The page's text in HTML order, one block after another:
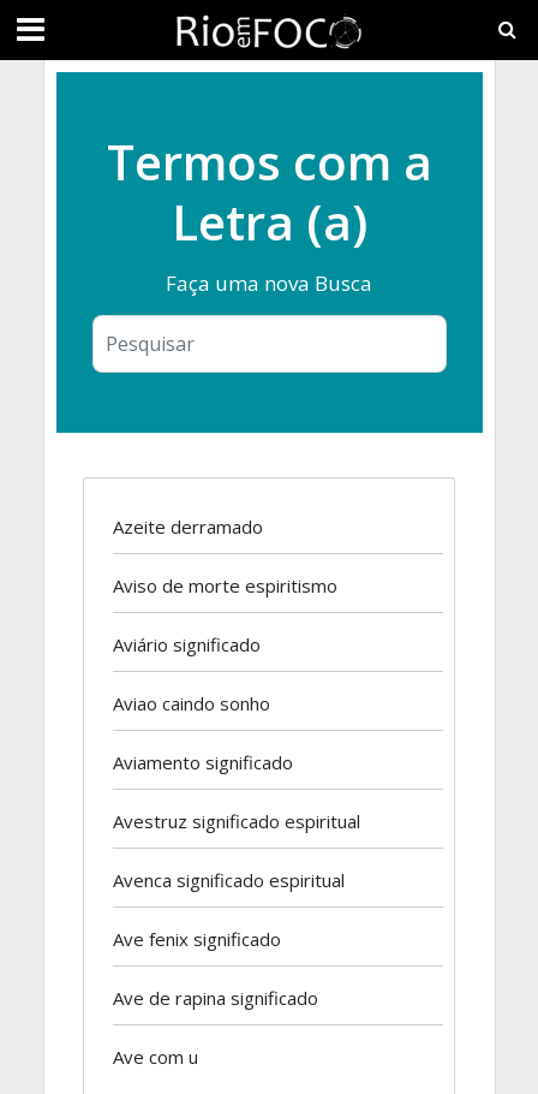
Termos com a
Letra (a)
Faça uma nova Busca
Azeite derramado
Aviso de morte espiritismo
Aviário significado
Aviao caindo sonho
Aviamento significado
Avestruz significado espiritual
Avenca significado espiritual
Ave fenix significado
Ave de rapina significado
Ave com u